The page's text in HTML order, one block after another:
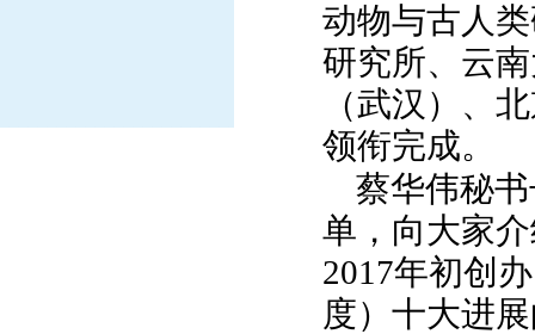
动物与古人
研究所、云
（武汉）、
领衔完成。
蔡华伟秘
单，向大家
2017年初创
度）十大进